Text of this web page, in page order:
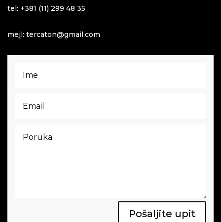
tel: +381 (11) 299 48 35
mejl: tercaton@gmail.com
Pošaljite upit